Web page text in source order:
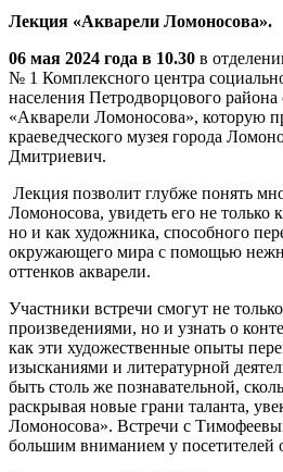
Лекция «Акварели Ломоносова».
06 мая 2024 года в 10.30 в
№ 1 Комплексного центра
населения Петродворцового района
«Акварели Ломоносова», которую
краеведческого музея города
Дмитриевич.
Лекция позволит глубже понять
Ломоносова, увидеть его не только
но и как художника, способного
окружающего мира с помощью
оттенков акварели.
Участники встречи смогут не
произведениями, но и узнать о
как эти художественные опыты
изысканиями и литературной
быть столь же познавательной,
раскрывая новые грани таланта,
Ломоносова». Встречи с
большим вниманием у посетителей